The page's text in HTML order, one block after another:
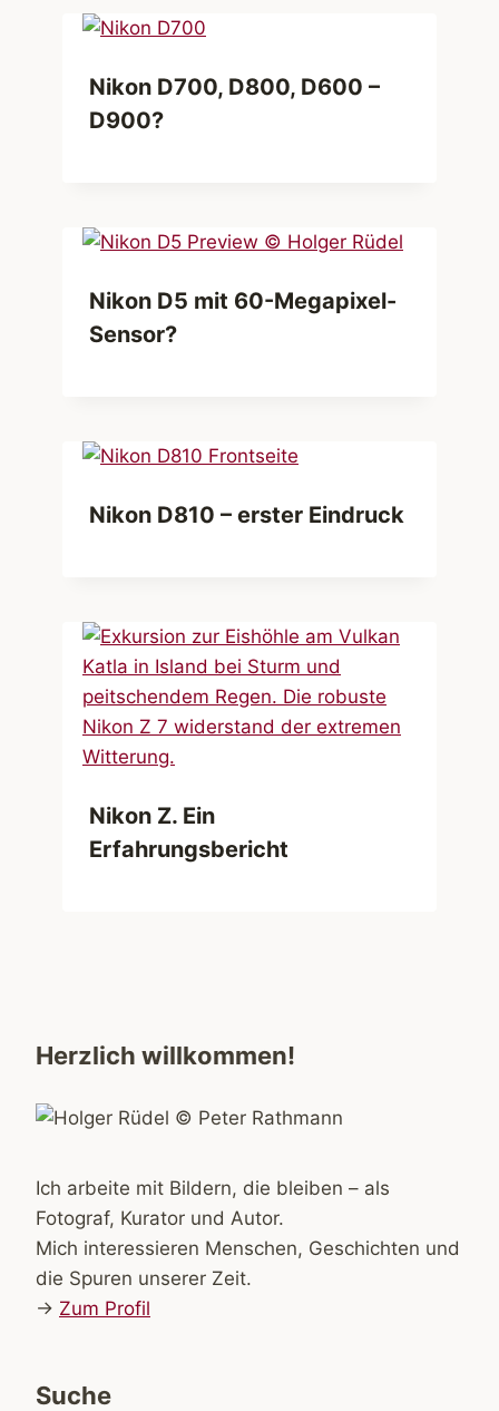
Nikon D700, D800, D600 –
D900?
Nikon D5 mit 60-Megapixel-
Sensor?
Nikon D810 – erster Eindruck
Nikon Z. Ein
Erfahrungsbericht
Herzlich willkommen!
Ich arbeite mit Bildern, die bleiben – als
Fotograf, Kurator und Autor.
Mich interessieren Menschen, Geschichten und
die Spuren unserer Zeit.
→ Zum Profil
Suche